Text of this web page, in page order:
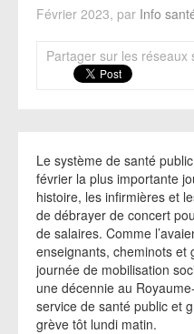
Février 2023, par Info
Partager sur les réseaux
Le système de santé
février la plus importante
histoire, les infirmières et
de débrayer de concert
de salaires. Comme
enseignants, cheminots et
journée de mobilisation
une décennie au
service de santé public et
grève tôt lundi matin.